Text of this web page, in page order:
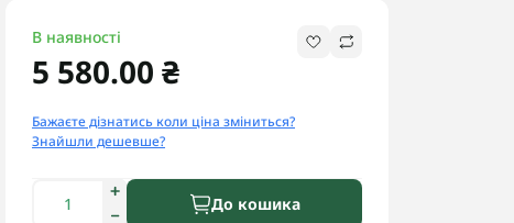
В наявності
5 580.00 ₴
Бажаєте дізнатись коли ціна зміниться?
Знайшли дешевше?
До кошика